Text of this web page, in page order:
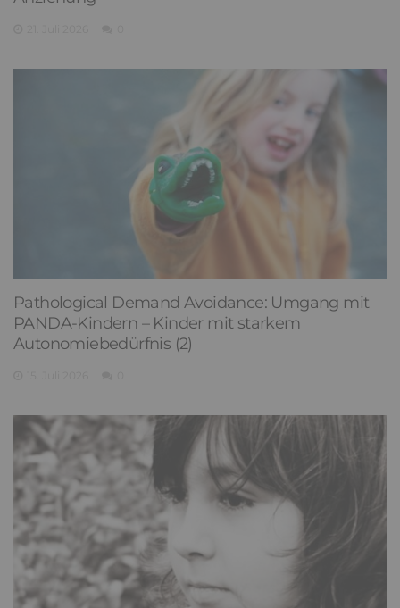
Pathological Demand Avoidance: Umgang mit
PANDA-Kindern – Kinder mit starkem
Autonomiebedürfnis (2)